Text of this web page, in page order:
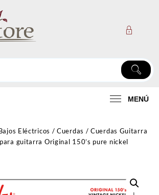
MENÚ
Eléctricos /Cuerdas /Cuerdas Guitarra
guitarra Original 150’s pure nickel